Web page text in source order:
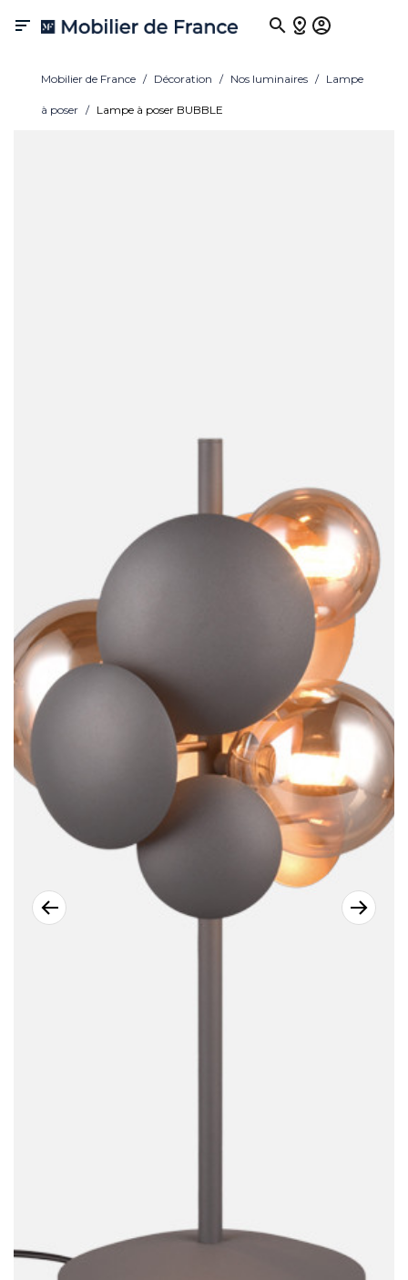

Mobilier de France Décoration Nos luminaires Lampe
à poser Lampe à poser BUBBLE